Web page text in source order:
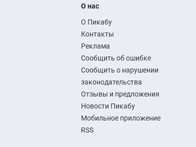
О нас
О Пикабу
Контакты
Реклама
Сообщить об ошибке
Сообщить о нарушении
законодательства
Отзывы и предложения
Новости Пикабу
Мобильное приложение
RSS